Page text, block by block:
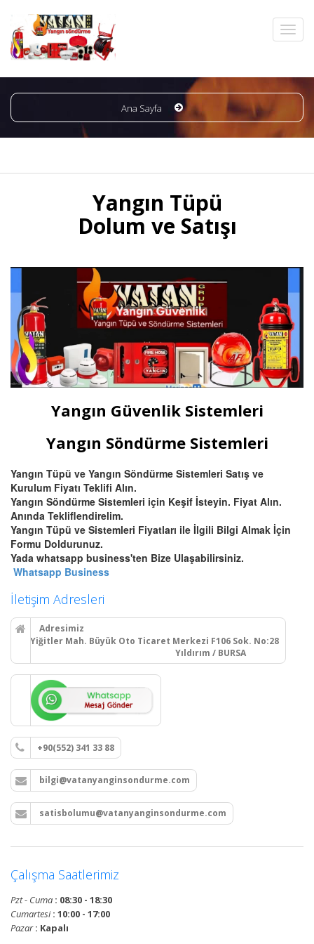
Ana Sayfa
Yangın Tüpü
Dolum ve Satışı
Yangın Güvenlik Sistemleri
Yangın Söndürme Sistemleri
Yangın Tüpü ve Yangın Söndürme Sistemleri Satış ve
Kurulum Fiyatı Teklifi Alın.
Yangın Söndürme Sistemleri için Keşif İsteyin. Fiyat Alın.
Anında Tekliflendirelim.
Yangın Tüpü ve Sistemleri Fiyatları ile İlgili Bilgi Almak İçin
Formu Doldurunuz.
Yada whatsapp business'ten Bize Ulaşabilirsiniz.
Whatsapp Business
İletişim Adresleri
Adresimiz
Yiğitler Mah. Büyük Oto Ticaret Merkezi F106 Sok. No:28
Yıldırım / BURSA
+90(552) 341 33 88
bilgi@vatanyanginsondurme.com
satisbolumu@vatanyanginsondurme.com
Çalışma Saatlerimiz
Pzt - Cuma : 08:30 - 18:30
Cumartesi: 10:00 - 17:00
Pazar: Kapalı